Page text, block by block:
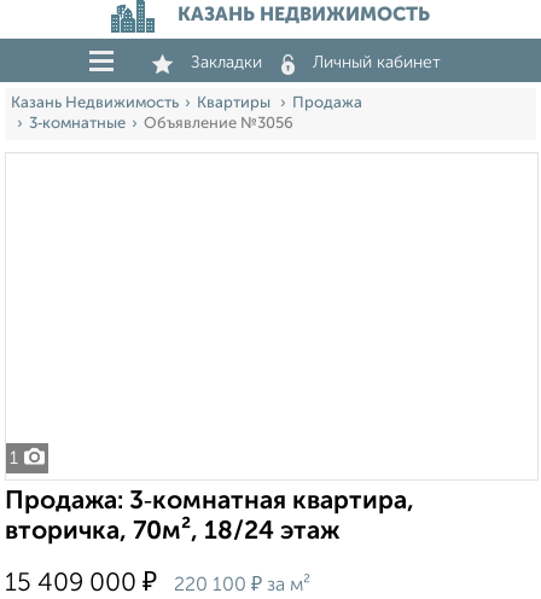
КАЗАНЬ НЕДВИЖИМОСТЬ
Закладки Личный кабинет
Казань Недвижимость Квартиры
Продажа
3‑комнатные
Объявление №3056
1
Продажа: 3‑комнатная квартира,
вторичка, 70м², 18/24 этаж
15 409 000 ₽ 220 100 ₽ за м²